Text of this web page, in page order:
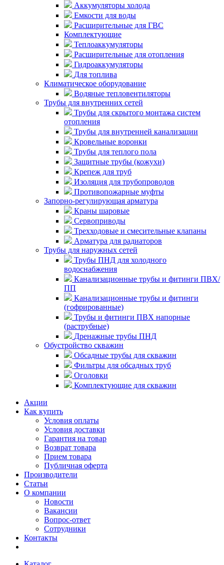
Аккумуляторы холода
Емкости для воды
Расширительные для ГВС
Комплектующие
Теплоаккумуляторы
Расширительные для отопления
Гидроаккумуляторы
Для топлива
Климатическое оборудование
Водяные тепловентиляторы
Трубы для внутренних сетей
Трубы для скрытого монтажа систем
отопления
Трубы для внутренней канализации
Кровельные воронки
Трубы для теплого пола
Защитные трубы (кожухи)
Крепеж для труб
Изоляция для трубопроводов
Противопожарные муфты
Запорно-регулирующая арматура
Краны шаровые
Сервоприводы
Трехходовые и смесительные клапаны
Арматура для радиаторов
Трубы для наружных сетей
Трубы ПНД для холодного
водоснабжения
Канализационные трубы и фитинги ПВХ/
ПП
Канализационные трубы и фитинги
(гофрированные)
Трубы и фитинги ПВХ напорные
(раструбные)
Дренажные трубы ПНД
Обустройство скважин
Обсадные трубы для скважин
Фильтры для обсадных труб
Оголовки
Комплектующие для скважин
Акции
Как купить
Условия оплаты
Условия доставки
Гарантия на товар
Возврат товара
Прием товара
Публичная оферта
Производители
Статьи
О компании
Новости
Вакансии
Вопрос-ответ
Сотрудники
Контакты